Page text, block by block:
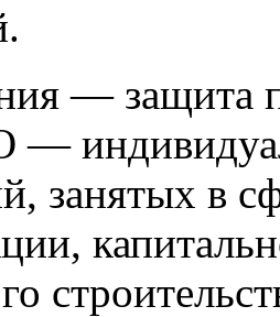
— защита
—
занятых в